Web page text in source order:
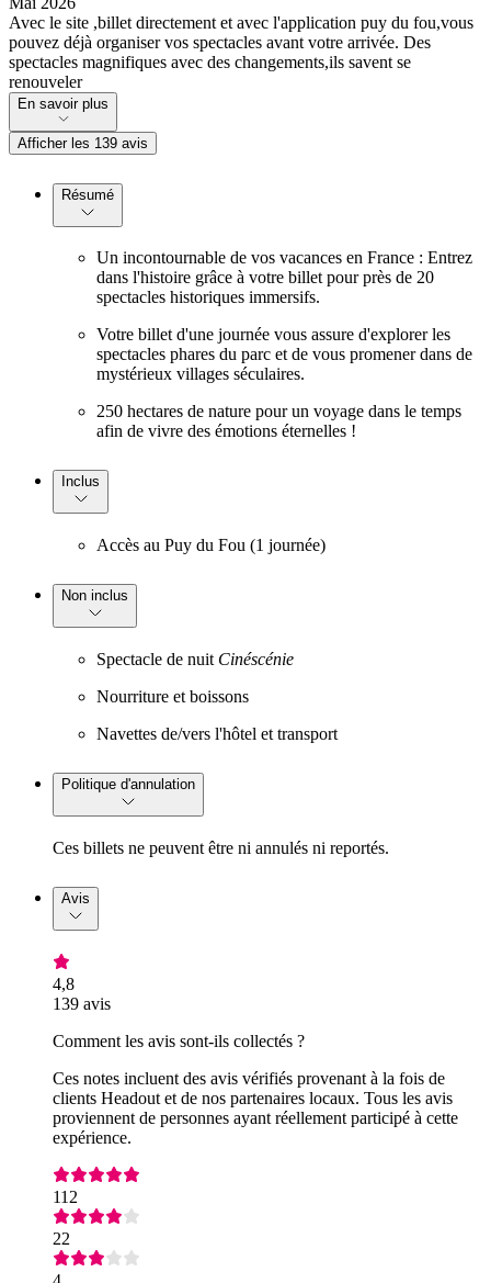
Avec le site ,billet directement et avec l'application puy du fou,vous
pouvez déjà organiser vos spectacles avant votre arrivée. Des
spectacles magnifiques avec des changements,ils savent se
renouveler
En savoir plus
Afficher les 139 avis
Résumé
Un incontournable de vos vacances en France : Entrez
dans l'histoire grâce à votre billet pour près de 20
spectacles historiques immersifs.
Votre billet d'une journée vous assure d'explorer les
spectacles phares du parc et de vous promener dans de
mystérieux villages séculaires.
250 hectares de nature pour un voyage dans le temps
afin de vivre des émotions éternelles !
Inclus
Accès au Puy du Fou (1 journée)
Non inclus
Spectacle de nuit Cinéscénie
Nourriture et boissons
Navettes de/vers l'hôtel et transport
Politique d'annulation
Ces billets ne peuvent être ni annulés ni reportés.
Avis
4,8
139 avis
Comment les avis sont-ils collectés ?
Ces notes incluent des avis vérifiés provenant à la fois de
clients Headout et de nos partenaires locaux. Tous les avis
proviennent de personnes ayant réellement participé à cette
expérience.
112
22